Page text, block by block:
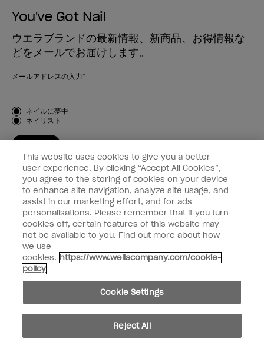
You've Got Nail
ウエラブランドの最新情報、新商品、お得情報な
どをメールでお届けします。
メールアドレスの入力*
お客様のタイプ
ネイルに夢中
ネイリスト
OPI
個人情報の取り扱い
facebookinstagram
個人情報を共有または販売しないでください
© Copyright 2024, Wella Operations US LLC, 無断複写・転載を禁じます。
This website uses cookies to give you a better
user experience. By clicking “Accept All Cookies”,
you agree to the storing of cookies on your device
to enhance site navigation, analyze site usage, and
assist in our marketing effort, and for ads
personalisations. Please remember that if you turn
cookies off, certain features of this website may
not be available to you. Find out more about how
we use
cookies. https://www.wellacompany.com/cookie-
policy
Cookie Settings
Reject All